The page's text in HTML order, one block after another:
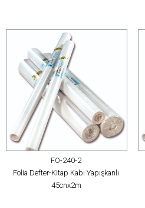
FO-240-2
Folia Defter-Kitap Kabı Yapışkanlı
45cnx2m